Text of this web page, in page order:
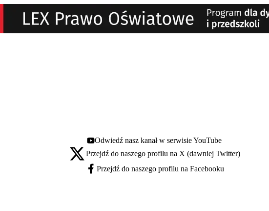
Youtube - otwiera się w nowej karcie
Odwiedź nasz kanał w serwisie YouTube
X - otwiera się w nowej karcie
Przejdź do naszego profilu na X (dawniej Twitter)
Facebook - otwiera się w nowej karcie
Przejdź do naszego profilu na Facebooku